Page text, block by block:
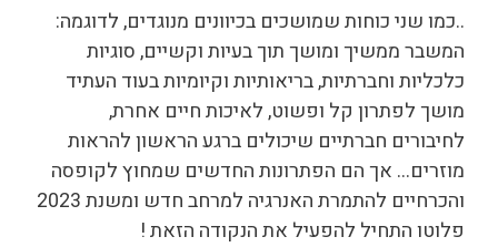
..כמו שני כוחות שמושכים בכיוונים מנוגדים, לדוגמה:
המשבר ממשיך ומושך תוך בעיות וקשיים, סוגיות
כלכליות וחברתיות, בריאותיות וקיומיות בעוד העתיד
מושך לפתרון קל ופשוט, לאיכות חיים אחרת,
לחיבורים חברתיים שיכולים ברגע הראשון להראות
מוזרים… אך הם הפתרונות החדשים שמחוץ לקופסה
והכרחיים להתמרת האנרגיה למרחב חדש ומשנת 2023
פלוטו התחיל להפעיל את הנקודה הזאת !